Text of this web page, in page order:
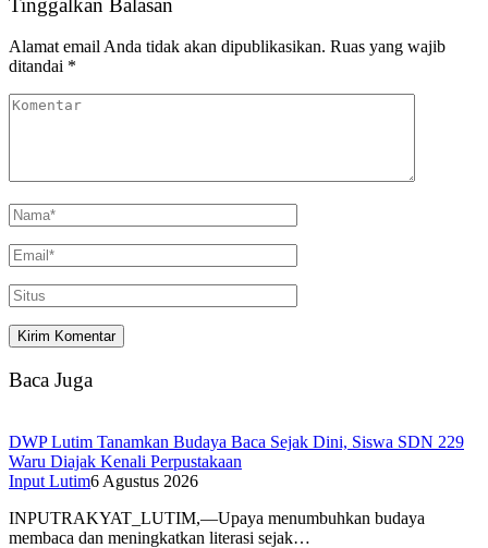
Alamat email Anda tidak akan dipublikasikan. Ruas yang wajib
ditandai *
Baca Juga
DWP Lutim Tanamkan Budaya Baca Sejak Dini, Siswa SDN 229
Waru Diajak Kenali Perpustakaan
Input Lutim6 Agustus 2026
INPUTRAKYAT_LUTIM,—Upaya menumbuhkan budaya
membaca dan meningkatkan literasi sejak…